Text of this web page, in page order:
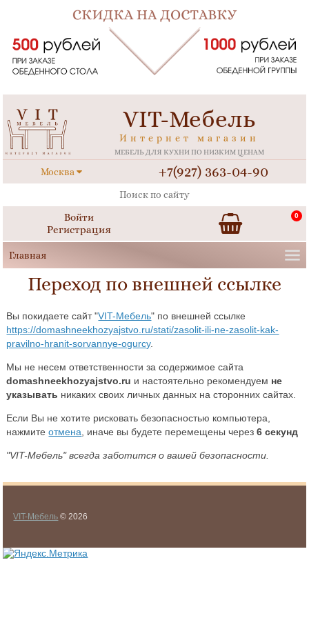
VIT-Мебель
Интернет магазин
МЕБЕЛЬ ДЛЯ КУХНИ ПО НИЗКИМ ЦЕНАМ
Москва +7(927) 363-04-90
Войти
Регистрация
0
Переход по внешней ссылке
Вы покидаете сайт "VIT-Мебель" по внешней ссылке
https://domashneekhozyajstvo.ru/stati/zasolit-ili-ne-zasolit-kak-
pravilno-hranit-sorvannye-ogurcy.
Мы не несем ответственности за содержимое сайта
domashneekhozyajstvo.ru и настоятельно рекомендуем не
указывать никаких своих личных данных на сторонних сайтах.
Если Вы не хотите рисковать безопасностью компьютера,
нажмитеотмена , иначе вы будете перемещены через6 секунд
"VIT-Мебель" всегда заботится о вашей безопасности.
VIT-Мебель © 2026